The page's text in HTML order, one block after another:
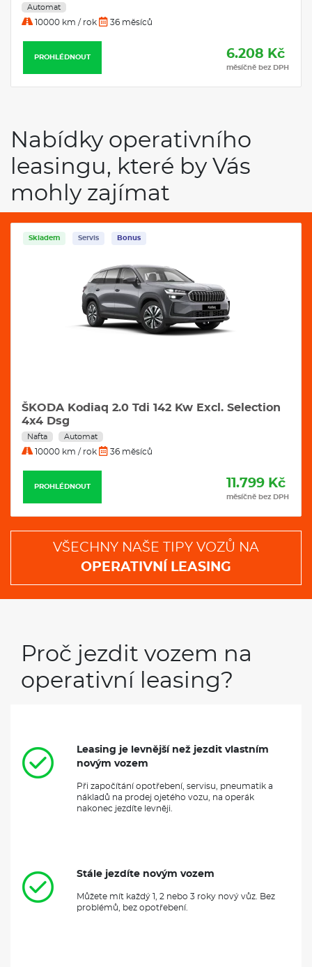
Automat
10000 km / rok 36 měsíců
PROHLÉDNOUT 6.208 Kč
měsíčně bez DPH
Nabídky operativního
leasingu, které by Vás
mohly zajímat
Skladem Servis Bonus
ŠKODA Kodiaq 2.0 Tdi 142 Kw Excl. Selection
4x4 Dsg
Nafta Automat
10000 km / rok 36 měsíců
PROHLÉDNOUT 11.799 Kč
měsíčně bez DPH
VŠECHNY NAŠE TIPY VOZŮ NA
OPERATIVNÍ LEASING
Proč jezdit vozem na
operativní leasing?
Leasing je levnější než jezdit vlastním
novým vozem
Při započítání opotřebení, servisu, pneumatik a
nákladů na prodej ojetého vozu, na operák
nakonec jezdíte levněji.
Stále jezdíte novým vozem
Můžete mít každý 1, 2 nebo 3 roky nový vůz. Bez
problémů, bez opotřebení.